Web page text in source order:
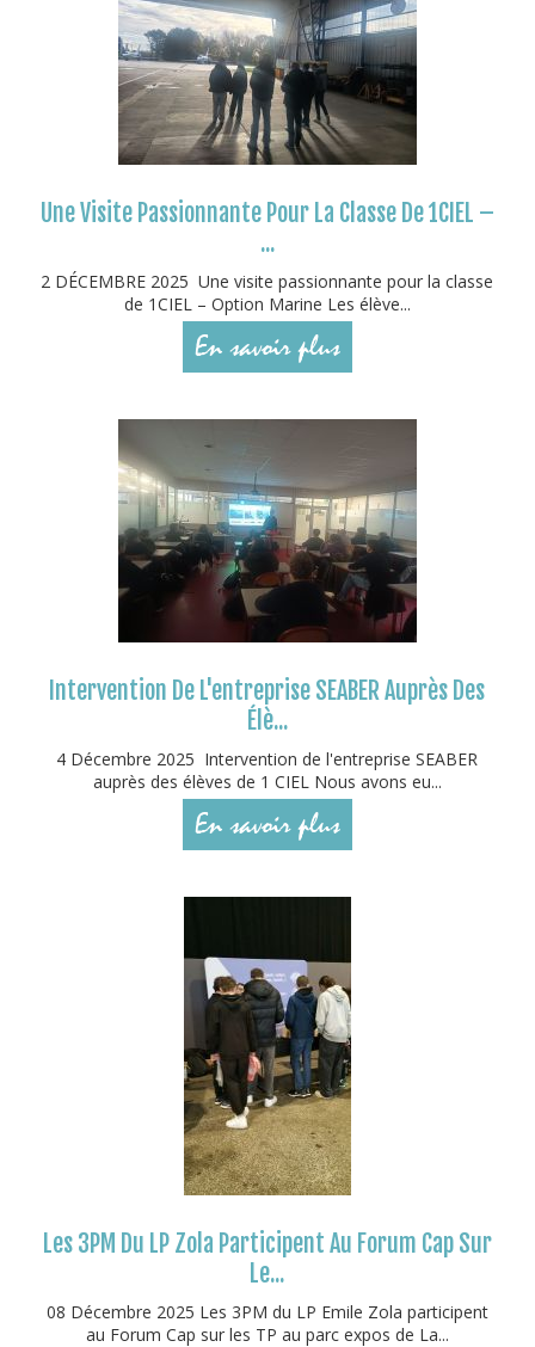
Une Visite Passionnante Pour La Classe De 1CIEL –
...
2 DÉCEMBRE 2025 Une visite passionnante pour la classe
de 1CIEL – Option Marine Les élève...
En savoir plus
Intervention De L'entreprise SEABER Auprès Des
Élè...
4 Décembre 2025 Intervention de l'entreprise SEABER
auprès des élèves de 1 CIEL Nous avons eu...
En savoir plus
Les 3PM Du LP Zola Participent Au Forum Cap Sur
Le...
08 Décembre 2025 Les 3PM du LP Emile Zola participent
au Forum Cap sur les TP au parc expos de La...